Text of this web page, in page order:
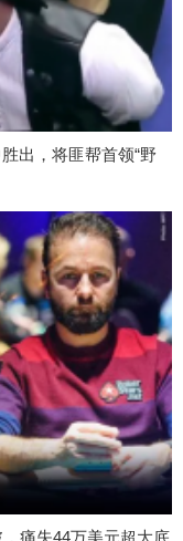
出，将匪帮首领“野